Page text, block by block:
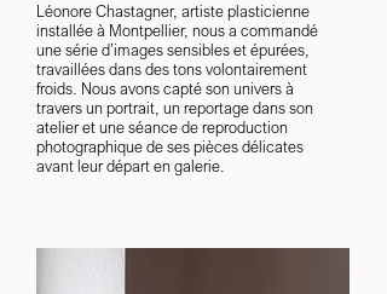
Léonore Chastagner, artiste plasticienne
installée à Montpellier, nous a commandé
une série d’images sensibles et épurées,
travaillées dans des tons volontairement
froids. Nous avons capté son univers à
travers un portrait, un reportage dans son
atelier et une séance de reproduction
photographique de ses pièces délicates
avant leur départ en galerie.